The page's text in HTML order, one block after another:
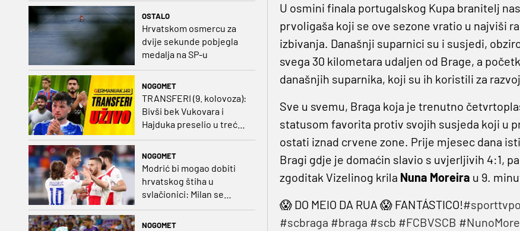
OSTALO
Hrvatskom osmercu za
dvije sekunde pobjegla
medalja na SP-u
NOGOMET
TRANSFERI (9. kolovoza):
Bivši bek Vukovara i
Hajduka preselio u treću
ligu, đakovački 'sin vjetra'
NOGOMET
Modrić bi mogao dobiti
hrvatskog štiha u
svlačionici: Milan se
NOGOMET
U osmini finala portugalskog Kupa branitelj
prvoligaša koji se ove sezone vratio u najviši
izbivanja. Današnji suparnici su i susjedi,
svega 30 kilometara udaljen od Brage, a
današnjih suparnika, koji su ih koristili za
Sve u svemu, Braga koja je trenutno
statusom favorita protiv svojih susjeda koji u
ostati iznad crvene zone. Prije mjesec dana
Bragi gdje je domaćin slavio s uvjerljivih 4:1,
zgoditak Vizelinog krila Nuna Moreira u 9.
😱 DO MEIO DA RUA 😱 FANTÁSTICO!
#scbraga #braga #scb #FCBVSCB